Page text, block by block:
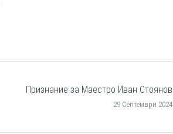
Признание за Маестро Иван Стоянов
29 Септември 2024